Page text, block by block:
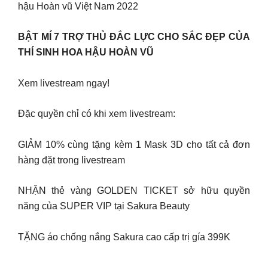
hậu Hoàn vũ Việt Nam 2022
BẬT MÍ 7 TRỢ THỦ ĐẮC LỰC CHO SẮC ĐẸP CỦA
THÍ SINH HOA HẬU HOÀN VŨ
Xem livestream ngay!
Đặc quyền chỉ có khi xem livestream:
GIẢM 10% cùng tặng kèm 1 Mask 3D cho tất cả đơn
hàng đặt trong livestream
NHẬN thẻ vàng GOLDEN TICKET sở hữu quyền
năng của SUPER VIP tại Sakura Beauty
TẶNG áo chống nắng Sakura cao cấp trị gía 399K